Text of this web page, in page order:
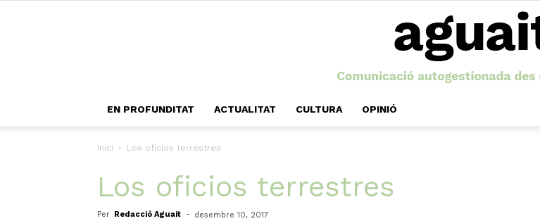
EN PROFUNDITAT ACTUALITAT CULTURA OPINIÓ
Inici Los oficios terrestres
Los oficios terrestres
Per Redacció Aguait - desembre 10, 2017